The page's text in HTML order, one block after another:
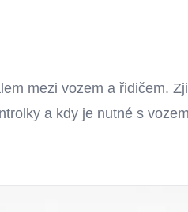
mezi vozem a řidičem.
a kdy je nutné s